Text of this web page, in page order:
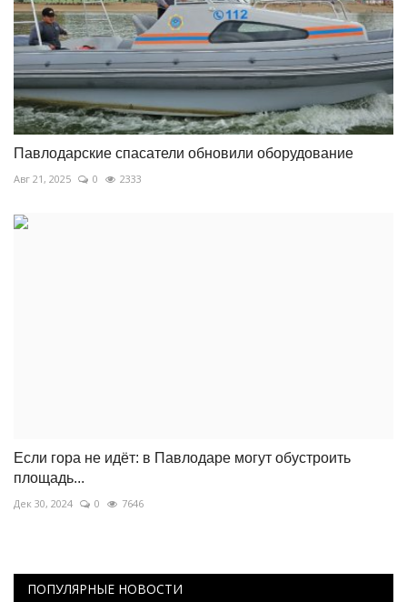
Павлодарские спасатели обновили оборудование
Авг 21, 2025 0 2333
Если гора не идёт: в Павлодаре могут обустроить
площадь...
Дек 30, 2024 0 7646
ПОПУЛЯРНЫЕ НОВОСТИ